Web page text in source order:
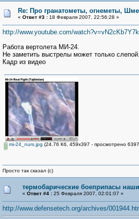
Re: Про гранатометы, огнеметы,
« Ответ #3 : 18 Февраля 2007, 22:56:28 »
http://www.youtube.com/
Работа вертолета МИ-24.
Не заметить выстрелы может только
Кадр из видео
mi-24_nurs.jpg (24.76 Кб, 459x397 - просмотрено
Просто так сказал (с)
термобарические боеприпасы
« Ответ #4 : 25 Февраля 2007, 02:01:07 »
http://www.defensetech.org/archives/